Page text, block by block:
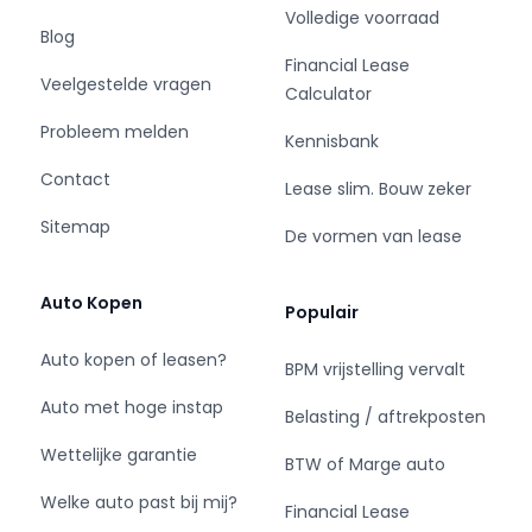
binnenspiegel, lederen stuur, isofix-aansluiting
en centrale deurvergrendeling met
afstandsbediening.
De nieuwste veiligheidssystemen komen in deze
Volkswagen Golf Variant samen. Kop-
staartbotsingen vormen een belangrijk deel
van de meest voorkomende aanrijdingen. De
de ernst van de schade aanzienlijk.
vermoeidheid waar bij de bestuurder. Het
systeem voorkomt dat er daardoor ongelukken
gebeuren. Met voorzieningen als hill hold
functie, brake assist en
veilig onderweg.
Blog
Veelgestelde vragen
Probleem melden
Contact
Sitemap
Auto Kopen
Auto kopen of leasen?
Auto met hoge instap
Wettelijke garantie
Welke auto past bij mij?
Volledige voorraad
Financial Lease
Calculator
Kennisbank
Lease slim. Bouw zeker
De vormen van lease
Populair
BPM vrijstelling vervalt
Belasting / aftrekposten
BTW of Marge auto
Financial Lease